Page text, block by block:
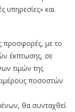
υπηρεσίες» και
προσφορές, με το
έκπτωσης, σε
τιμών της
ποσοστών
θα συνταχθεί